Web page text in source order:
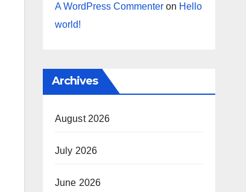
A WordPress Commenteron Hello
world!
Archives
August 2026
July 2026
June 2026